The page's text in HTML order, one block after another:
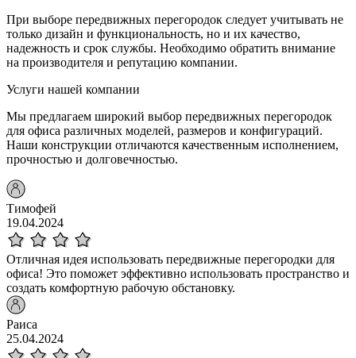
При выборе передвижных перегородок следует учитывать не
только дизайн и функциональность, но и их качество,
надежность и срок службы. Необходимо обратить внимание
на производителя и репутацию компании.
Услуги нашей компании
Мы предлагаем широкий выбор передвижных перегородок
для офиса различных моделей, размеров и конфигураций.
Наши конструкции отличаются качественным исполнением,
прочностью и долговечностью.
Тимофей
19.04.2024
Отличная идея использовать передвижные перегородки для
офиса! Это поможет эффективно использовать пространство и
создать комфортную рабочую обстановку.
Раиса
25.04.2024